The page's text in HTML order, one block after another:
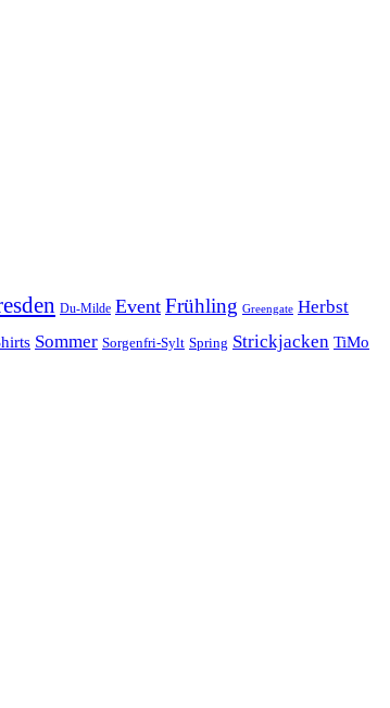
Du-Milde Event Frühling Greengate Herbst
Sommer Sorgenfri-Sylt Spring Strickjacken TiMo